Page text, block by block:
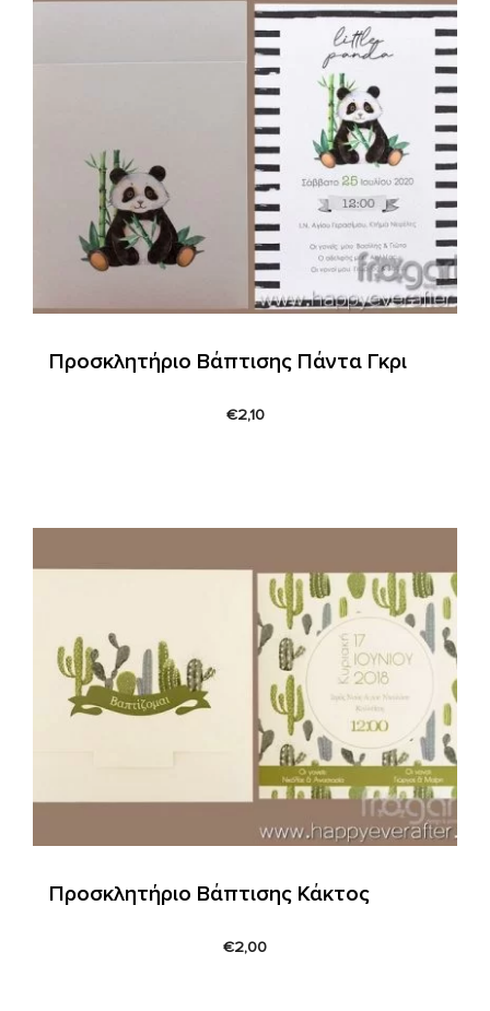
Προσκλητήριο Βάπτισης Πάντα Γκρι
€2,10
Προσκλητήριο Βάπτισης Κάκτος
€2,00